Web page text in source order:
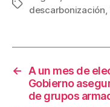
e
o
k
er
Etiquetas
descarbonización
←
A un mes de
Gobierno
de grupos